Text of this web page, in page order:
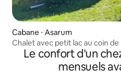
Cabane ⋅ Asarum
Chalet avec petit lac au coin de
Le confort d'un
mensuels